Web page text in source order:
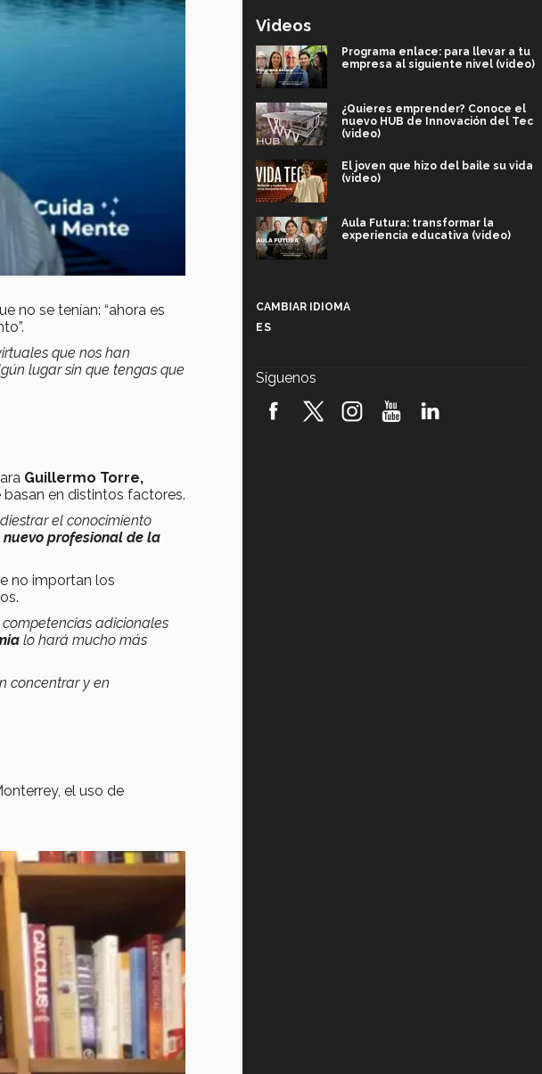
no se tenían: “ahora es
que nos han
lugar sin que tengas que
Guillermo Torre,
en distintos factores.
el conocimiento
nuevo profesional de la
no importan los
adicionales
lo hará mucho más
concentrar y en
el uso de
Videos
Programa enlace: para llevar a tu
empresa al siguiente nivel (video)
¿Quieres emprender? Conoce el
nuevo HUB de Innovación del Tec
(video)
El joven que hizo del baile su vida
(video)
Aula Futura: transformar la
experiencia educativa (video)
robótica FIRST 2026! (video)
CAMBIAR IDIOMA
ES
Síguenos